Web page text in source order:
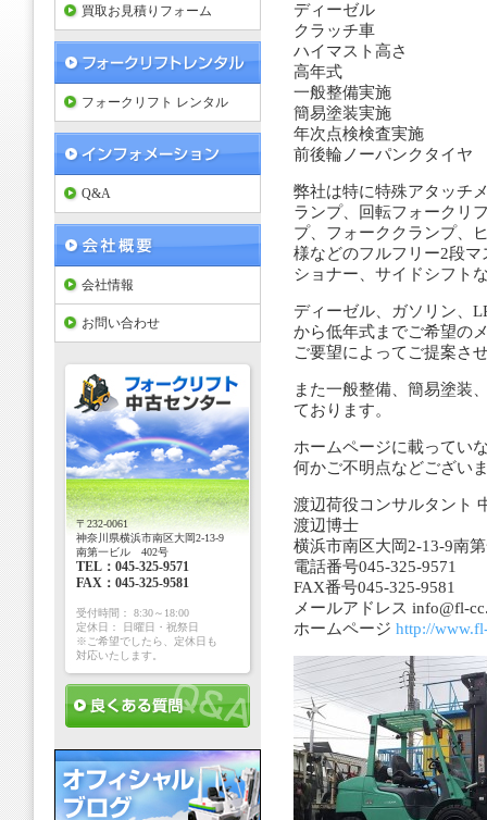
買取お見積りフォーム
フォークリフト レンタル
Q&A
会社情報
お問い合わせ
〒232-0061
神奈川県横浜市南区大岡2-13-9
南第一ビル 402号
TEL：045-325-9571
FAX：045-325-9581
受付時間： 8:30～18:00
定休日： 日曜日・祝祭日
※ご希望でしたら、定休日も
対応いたします。
ディーゼル
クラッチ車
ハイマスト高さ
高年式
一般整備実施
簡易塗装実施
年次点検検査実施
前後輪ノーパンクタイヤ
弊社は特に特殊アタッチ
ランプ、回転フォークリ
プ、フォーククランプ、
様などのフルフリー2段
ショナー、サイドシフト
ディーゼル、ガソリン、
から低年式までご希望の
ご要望によってご提案さ
また一般整備、簡易塗装
ております。
ホームページに載ってい
何かご不明点などござい
渡辺荷役コンサルタント
渡辺博士
横浜市南区大岡2-13-9南
電話番号045-325-9571
FAX番号045-325-9581
メールアドレス info@fl-
ホームページ http://